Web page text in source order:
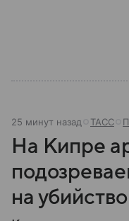
25 минут назад ТАСС
На Кипре
на